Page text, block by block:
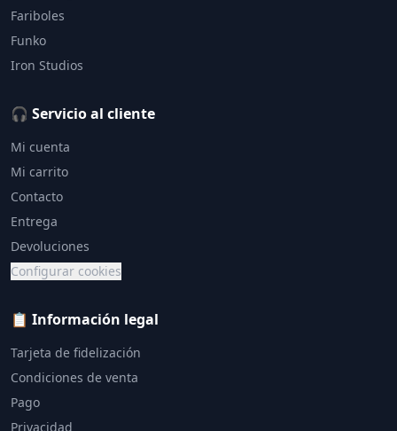
Fariboles
Funko
Iron Studios
🎧 Servicio al cliente
Mi cuenta
Mi carrito
Contacto
Entrega
Devoluciones
Configurar cookies
📋 Información legal
Tarjeta de fidelización
Condiciones de venta
Pago
Privacidad